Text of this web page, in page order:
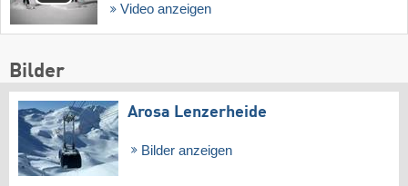
Video anzeigen
Bilder
Arosa Lenzerheide
Bilder anzeigen